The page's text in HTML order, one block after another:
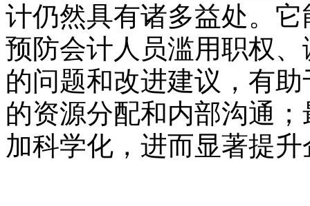
计仍然具有诸多益处。
预防会计人员滥用职权
的问题和改进建议，有
的资源分配和内部沟通
加科学化，进而显著提